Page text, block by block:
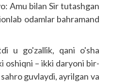
Amu bilan Sir tutashgan
odamlar bahramand
u go'zallik, qani o'sha
oshiqni – ikki daryoni bir-
guvlaydi, ayrilgan va